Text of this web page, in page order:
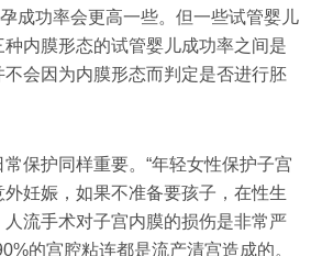
成功率会更高一些。但一些试管婴儿
内膜形态的试管婴儿成功率之间是
会因为内膜形态而判定是否进行胚
保护同样重要。“年轻女性保护子宫
妊娠，如果不准备要孩子，在性生
流手术对子宫内膜的损伤是非常严
的宫腔粘连都是流产清宫造成的。